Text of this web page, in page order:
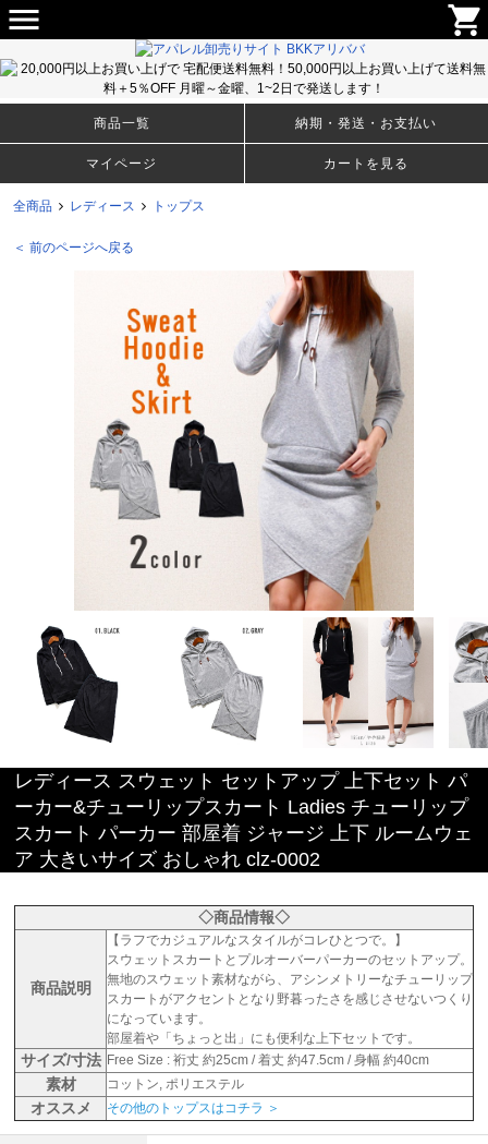
menu shopping_cart
メンズ・ウィメンズのＴシャツ、アパレルファッションから生活雑貨まで豊富な取り揃え！卸売りサイト
BKKアリババ
商品一覧 納期・発送・お支払い
マイページ カートを見る
全商品 レディース トップス
＜ 前のページへ戻る
レディース スウェット セットアップ 上下セット パ
ーカー&チューリップスカート Ladies チューリップ
スカート パーカー 部屋着 ジャージ 上下 ルームウェ
ア 大きいサイズ おしゃれ clz-0002
◇商品情報◇
商品説明
【ラフでカジュアルなスタイルがコレひとつで。】
スウェットスカートとプルオーバーパーカーのセットアップ。
無地のスウェット素材ながら、アシンメトリーなチューリップ
スカートがアクセントとなり野暮ったさを感じさせないつくり
になっています。
部屋着や「ちょっと出」にも便利な上下セットです。
サイズ/寸法 Free Size : 裄丈 約25cm / 着丈 約47.5cm / 身幅 約40cm
素材 コットン, ポリエステル
オススメ その他のトップスはコチラ ＞